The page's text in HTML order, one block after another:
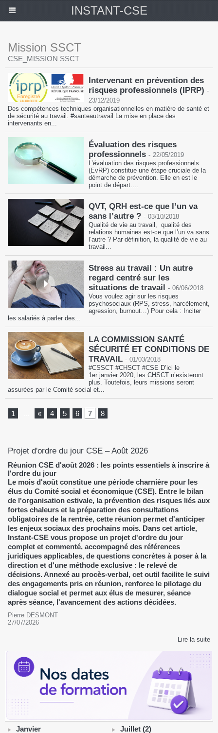
INSTANT-CSE
Mission SSCT
CSE_MISSION SSCT
Intervenant en prévention des
risques professionnels (IPRP) -
23/12/2019
Des compétences techniques organisationnelles en matière de santé et
de sécurité au travail. #santeautravail La mise en place des
intervenants en...
Évaluation des risques
professionnels - 22/05/2019
L’évaluation des risques professionnels
(EvRP) constitue une étape cruciale de la
démarche de prévention. Elle en est le
point de départ....
QVT, QRH est-ce que l’un va
sans l’autre ? - 03/10/2018
Qualité de vie au travail, qualité des
relations humaines est-ce que l’un va sans
l’autre ? Par définition, la qualité de vie au
travail...
Stress au travail : Un autre
regard centré sur les
situations de travail - 06/06/2018
Vous voulez agir sur les risques
psychosociaux (RPS, stress, harcèlement,
agression, burnout…) Pour cela : Inciter
les salariés à parler des...
LA COMMISSION SANTÉ
SÉCURITÉ ET CONDITIONS DE
TRAVAIL - 01/03/2018
#CSSCT #CHSCT #CSE D’ici le
1er janvier 2020, les CHSCT n’existeront
plus. Toutefois, leurs missions seront
assurées par le Comité social et...
1 « 4 5 6 7 8
Projet d'ordre du jour CSE – Août 2026
Réunion CSE d'août 2026 : les points essentiels à inscrire à
l'ordre du jour
Le mois d'août constitue une période charnière pour les
élus du Comité social et économique (CSE). Entre le bilan
de l'organisation estivale, la prévention des risques liés aux
fortes chaleurs et la préparation des consultations
obligatoires de la rentrée, cette réunion permet d'anticiper
les enjeux sociaux des prochains mois. Dans cet article,
Instant-CSE vous propose un projet d'ordre du jour
complet et commenté, accompagné des références
juridiques applicables, de questions concrètes à poser à la
direction et d'une méthode exclusive : le relevé de
décisions. Annexé au procès-verbal, cet outil facilite le suivi
des engagements pris en réunion, renforce le pilotage du
dialogue social et permet aux élus de mesurer, séance
après séance, l'avancement des actions décidées.
Pierre DESMONT
27/07/2026
Lire la suite
Janvier
Juillet (2)